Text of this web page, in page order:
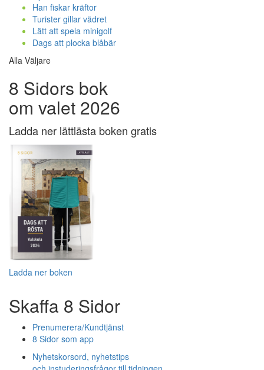
Han fiskar kräftor
Turister gillar vädret
Lätt att spela minigolf
Dags att plocka blåbär
Alla Väljare
8 Sidors bok
om valet 2026
Ladda ner lättlästa boken gratis
Ladda ner boken
Skaffa 8 Sidor
Prenumerera/Kundtjänst
8 Sidor som app
Nyhetskorsord, nyhetstips